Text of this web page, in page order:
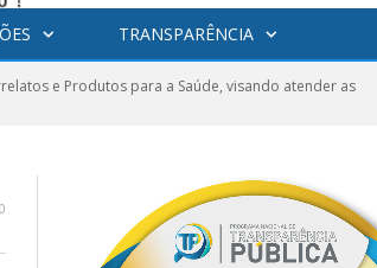
TRANSPARÊNCIA
e Produtos para a Saúde, visando atender as
0